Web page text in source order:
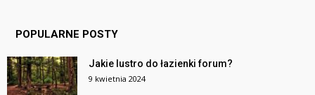
POPULARNE POSTY
Jakie lustro do łazienki forum?
9 kwietnia 2024